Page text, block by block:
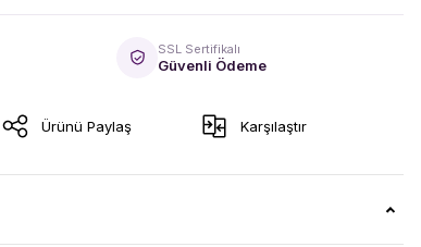
SSL Sertifikalı
Güvenli Ödeme
Ürünü Paylaş Karşılaştır